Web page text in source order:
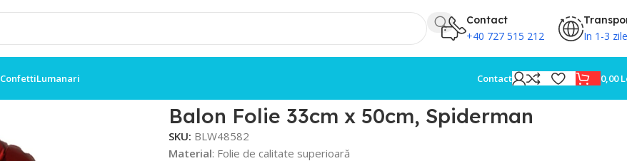
Contact
+40 727 515 212 In 1-3 zile
ConfettiLumanari Contact 0,00
Balon Folie 33cm x 50cm, Spiderman
SKU: BLW48582
Material: Folie de calitate superioară